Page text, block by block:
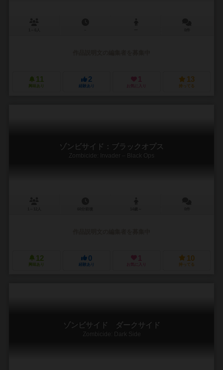
11
興味あり
2
経験あり
1
お気に入り
13
持ってる
ゾンビサイド：ブラックオプス
Zombicide: Invader – Black Ops
12
興味あり
0
経験あり
1
お気に入り
10
持ってる
ゾンビサイド ダークサイド
Zombicide: Dark Side